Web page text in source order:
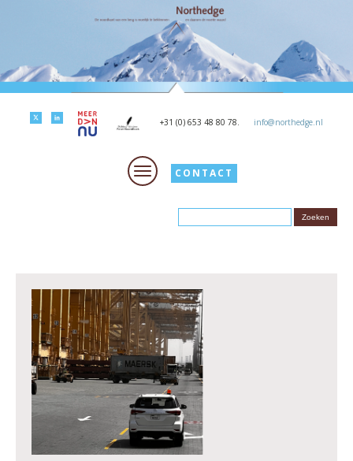
+31 (0) 653 48 80 78. info@northedge.nl
CONTACT